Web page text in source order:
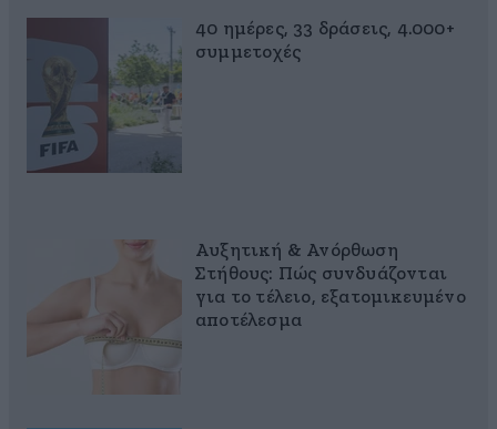
40 ημέρες, 33 δράσεις, 4.000+
συμμετοχές
Αυξητική & Ανόρθωση
Στήθους: Πώς συνδυάζονται
για το τέλειο, εξατομικευμένο
αποτέλεσμα